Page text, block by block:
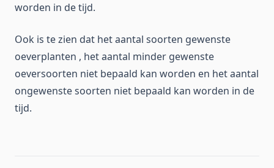
worden in de tijd.
Ook is te zien dat het aantal soorten gewenste
oeverplanten , het aantal minder gewenste
oeversoorten niet bepaald kan worden en het aantal
ongewenste soorten niet bepaald kan worden in de
tijd.